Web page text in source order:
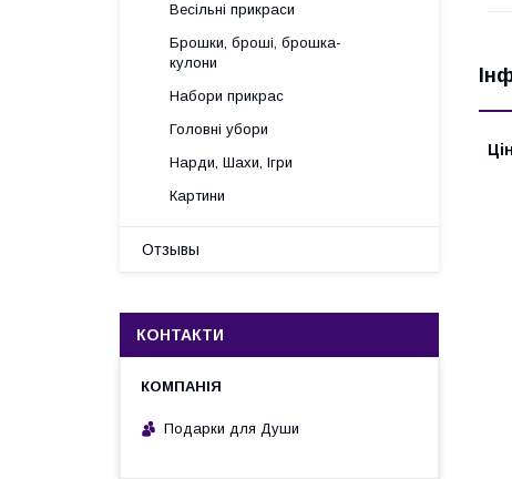
Весільні прикраси
Брошки, броші, брошка-
кулони
Набори прикрас
Головні убори
Нарди, Шахи, Ігри
Картини
Отзывы
КОНТАКТИ
Подарки для Души